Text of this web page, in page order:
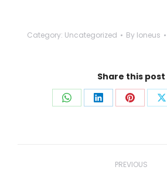
Category: Uncategorized By loneus
Share this post
Share Share Share
PREVIOUS